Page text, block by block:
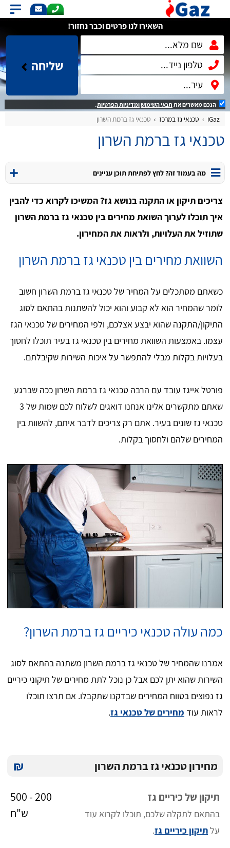
השאירו לנו פרטים וכבר נחזור!
שליחה
הנכם מאשרים את תנאי השימושומדיניות הפרטיות.
iGaz טכנאי גז במרכז טכנאי גז ברמת השרון
טכנאי גז ברמת השרון
מה בעמוד זה? לחץ לפתיחת תוכן עניינים
צריכים תיקון או התקנה בנושא גז? המשיכו לקרוא כדי להבין
איך תוכלו לערוך השואת מחירים בין טכנאי גז ברמת השרון
שתוזיל את העלויות, ולראות את המחירון.
השוואת מחירים בין טכנאי גז ברמת השרון
כשאתם מסתכלים על המחיר של טכנאי גז ברמת השרון חשוב
לומר שהמחיר הוא לא קבוע והוא יכול להשתנות בהתאם לסוג
התיקון/התקנה שהוא יבצע אצלכם, ולפי המחירים של טכנאי הגז
עצמו. באמצעות השוואת מחירים בין טכנאי גז בעיר תוכלו לחסוך
בעלויות בקלות מבלי להתפשר על איכות השירות שקיבלתם.
פורטל אייגז עובד עם הרבה טכנאי גז ברמת השרון ככה שברגע
שאתם מתקשרים אלינו אנחנו דואגים לשלוח לכם שמות של 3
טכנאי גז שונים בעיר. אתם רק צריכים לדבר איתם, להשוות בין
המחירים שלהם ולחסוך בקלות.
כמה עולה טכנאי כיריים גז ברמת השרון?
אמרנו שהמחיר של טכנאי גז ברמת השרון משתנה בהתאם לסוג
השירות שהוא יתן לכם אבל כן נוכל לתת מחירים של תיקוני כיריים
גז נפוצים בטווח המחירים שבדקנו שתקבלו. אם תרצו תוכלו
לראות עוד מחירים של טכנאי גז.
₪ מחירון טכנאי גז ברמת השרון
תיקון של כיריים גז
בהתאם לתקלה שלכם, תוכלו לקרוא עוד
עלתיקון כיריים גז.
200 - 500
ש"ח